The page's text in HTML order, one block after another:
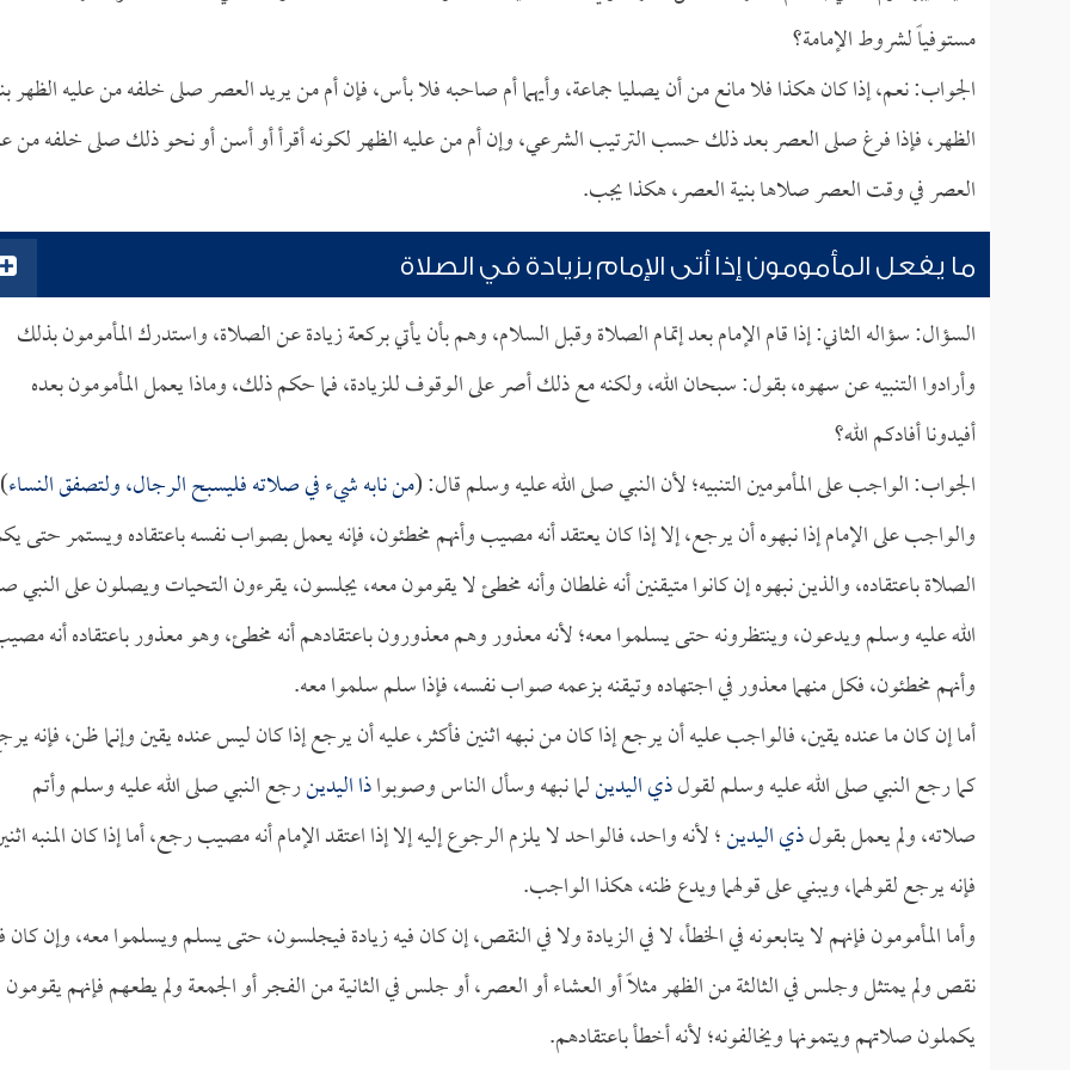
مستوفياً لشروط الإمامة؟
الجواب: نعم، إذا كان هكذا فلا مانع من أن يصليا جماعة، وأيهما أم صاحبه فلا بأس، فإن أم من يريد العصر صلى خلفه من عليه الظهر
الظهر، فإذا فرغ صلى العصر بعد ذلك حسب الترتيب الشرعي، وإن أم من عليه الظهر لكونه أقرأ أو أسن أو نحو ذلك صلى خلفه من
العصر في وقت العصر صلاها بنية العصر، هكذا يجب.
ما يفعل المأمومون إذا أتى الإمام بزيادة في الصلاة
السؤال: سؤاله الثاني: إذا قام الإمام بعد إتمام الصلاة وقبل السلام، وهم بأن يأتي بركعة زيادة عن الصلاة، واستدرك المأمومون بذلك
وأرادوا التنبيه عن سهوه، بقول: سبحان الله، ولكنه مع ذلك أصر على الوقوف للزيادة، فما حكم ذلك، وماذا يعمل المأمومون بعده
أفيدونا أفادكم الله؟
الجواب: الواجب على المأمومين التنبيه؛ لأن النبي صلى الله عليه وسلم قال: (من نابه شيء في صلاته فليسبح الرجال، ولتصفق النساء
والواجب على الإمام إذا نبهوه أن يرجع، إلا إذا كان يعتقد أنه مصيب وأنهم مخطئون، فإنه يعمل بصواب نفسه باعتقاده ويستمر حتى
الصلاة باعتقاده، والذين نبهوه إن كانوا متيقنين أنه غلطان وأنه مخطئ لا يقومون معه، يجلسون، يقرءون التحيات ويصلون على النبي
الله عليه وسلم ويدعون، وينتظرونه حتى يسلموا معه؛ لأنه معذور وهم معذورون باعتقادهم أنه مخطئ، وهو معذور باعتقاده أنه
وأنهم مخطئون، فكل منهما معذور في اجتهاده وتيقنه بزعمه صواب نفسه، فإذا سلم سلموا معه.
أما إن كان ما عنده يقين، فالواجب عليه أن يرجع إذا كان من نبهه اثنين فأكثر، عليه أن يرجع إذا كان ليس عنده يقين وإنما ظن، فإنه
كما رجع النبي صلى الله عليه وسلم لقولذي اليدينلما نبهه وسأل الناس وصوبواذا اليدينرجع النبي صلى الله عليه وسلم وأتم
صلاته، ولم يعمل بقولذي اليدين؛ لأنه واحد، فالواحد لا يلزم الرجوع إليه إلا إذا اعتقد الإمام أنه مصيب رجع، أما إذا كان المنبه
فإنه يرجع لقولهما، ويبني على قولهما ويدع ظنه، هكذا الواجب.
وأما المأمومون فإنهم لا يتابعونه في الخطأ، لا في الزيادة ولا في النقص، إن كان فيه زيادة فيجلسون، حتى يسلم ويسلموا معه، وإن كان
نقص ولم يمتثل وجلس في الثالثة من الظهر مثلاً أو العشاء أو العصر، أو جلس في الثانية من الفجر أو الجمعة ولم يطعهم فإنهم يقومون
يكملون صلاتهم ويتمونها ويخالفونه؛ لأنه أخطأ باعتقادهم.